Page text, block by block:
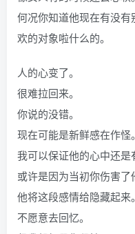
何况你知道他现在有没
欢的对象啦什么的。
人的心变了。
很难拉回来。
你说的没错。
现在可能是新鲜感在作怪。
我可以保证他的心中还是
或许是因为当初你伤害了
他将这段感情给隐藏起来。
不愿意去回忆。